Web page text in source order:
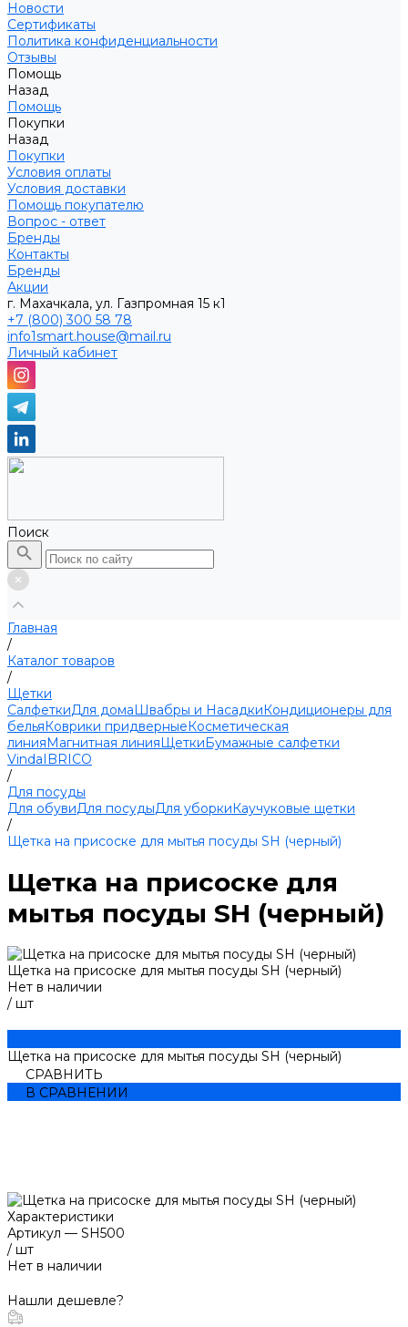
Новости
Сертификаты
Политика конфиденциальности
Отзывы
Помощь
Назад
Помощь
Покупки
Назад
Покупки
Условия оплаты
Условия доставки
Помощь покупателю
Вопрос - ответ
Бренды
Контакты
Бренды
Акции
г. Махачкала, ул. Газпромная 15 к1
+7 (800) 300 58 78
info1smart.house@mail.ru
Личный кабинет
Поиск
Главная
/
Каталог товаров
/
Щетки
СалфеткиДля домаШвабры и НасадкиКондиционеры для
бельяКоврики придверныеКосметическая
линияМагнитная линияЩеткиБумажные салфетки
VindaIBRICO
/
Для посуды
Для обувиДля посудыДля уборкиКаучуковые щетки
/
Щетка на присоске для мытья посуды SH (черный)
Щетка на присоске для
мытья посуды SH (черный)
Щетка на присоске для мытья посуды SH (черный)
Нет в наличии
/ шт
Щетка на присоске для мытья посуды SH (черный)
СРАВНИТЬ
В СРАВНЕНИИ
Характеристики
Артикул — SH500
/ шт
Нет в наличии
Нашли дешевле?